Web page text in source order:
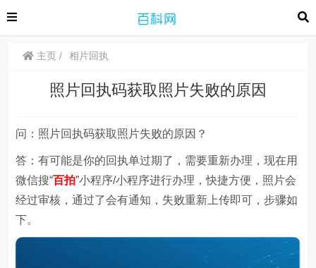
主页 相片回执
照片回执码获取照片失败的原因
问：照片回执码获取照片失败的原因？
答：有可能是你的回执单过期了，需要重新办理，现在用
微信搜“百拍”小程序/小程序进行办理，快捷方便，照片会
经过审核，通过了会有通知，失败重新上传即可，步骤如
下。